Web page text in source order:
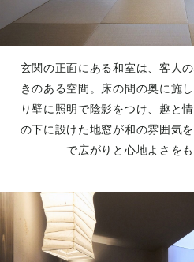
玄関の正面にある和室は、客人
きのある空間。床の間の奥に施
り壁に照明で陰影をつけ、趣と
の下に設けた地窓が和の雰囲気
で広がりと心地よさを